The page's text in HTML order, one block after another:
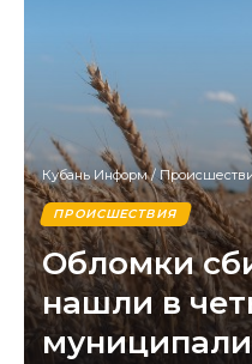
Кубань Информ/
ПРОИСШЕСТВИЯ
Обломки
нашли в